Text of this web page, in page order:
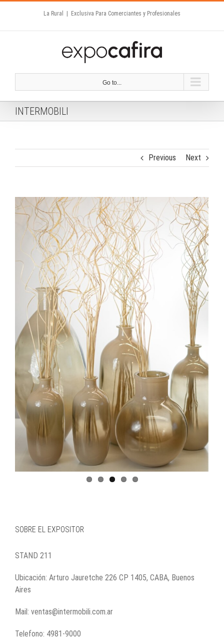
content
La Rural Exclusiva Para Comerciantes y Profesionales
Go to...
INTERMOBILI
Previous Next
View
Larger
Image
SOBRE EL EXPOSITOR
STAND 211
Ubicación: Arturo Jauretche 226 CP 1405, CABA, Buenos
Aires
Mail: ventas@intermobili.com.ar
Telefono: 4981-9000